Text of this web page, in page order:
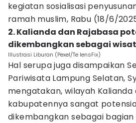
kegiatan sosialisasi
ramah muslim, Rabu (18/6/
2. Kalianda dan Rajabasa
dikembangkan sebagai
Illustrasi Liburan (Pexel/Te lensFix)
Hal serupa juga disampaikan
Pariwisata Lampung Selatan,
mengatakan, wilayah Kalianda
kabupatennya sangat
dikembangkan sebagai